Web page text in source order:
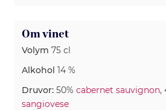
Om vinet
Volym 75 cl
Alkohol 14 %
Druvor: 50% cabernet sauvignon,
sangiovese